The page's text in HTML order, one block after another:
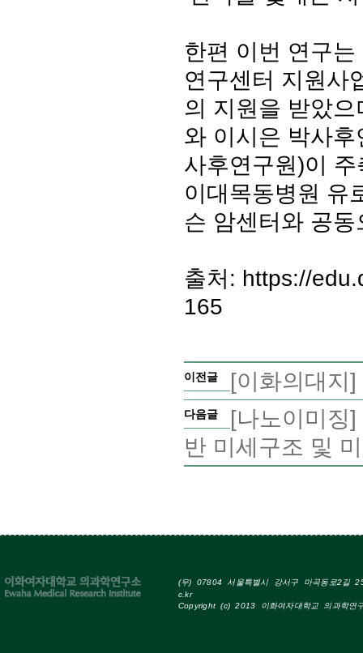
한편 이번 연구
연구센터 지원사
의 지원을 받았
와 이시은 박사
사후연구원)이
이대목동병원 유
슨 암센터와 공
출처: https://
165
이전글 [이화의대지
다음글
[나노이미징
반 미세구조 및
(우) 07804 서울특별시 강서구 마곡동로2길
c.kr
Copyright (c) 2013 이화여자대학교 의과학연